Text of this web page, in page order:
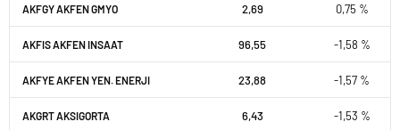
AKFGY AKFEN GMYO 2,69 0,75 %
AKFIS AKFEN INSAAT 96,55 -1,58 %
AKFYE AKFEN YEN. ENERJI 23,88 -1,57 %
AKGRT AKSIGORTA 6,43 -1,53 %